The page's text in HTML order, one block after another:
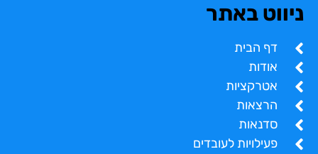
ניווט באתר
דף הבית
אודות
אטרקציות
הרצאות
סדנאות
פעילויות לעובדים